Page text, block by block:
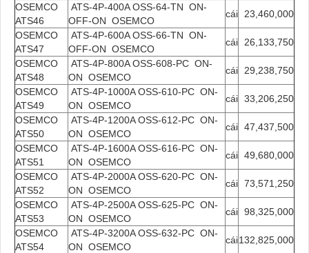
OSEMCO
ATS46
ATS-4P-400A OSS-64-TN ON-
OFF-ON OSEMCO
cái
23,460,000
OSEMCO
ATS47
ATS-4P-600A OSS-66-TN ON-
OFF-ON OSEMCO
cái
26,133,750
OSEMCO
ATS48
ATS-4P-800A OSS-608-PC ON-
ON OSEMCO
cái
29,238,750
OSEMCO
ATS49
ATS-4P-1000A OSS-610-PC ON-
ON OSEMCO
cái 33,206,250
OSEMCO
ATS50
ATS-4P-1200A OSS-612-PC ON-
ON OSEMCO
cái 47,437,500
OSEMCO
ATS51
ATS-4P-1600A OSS-616-PC ON-
ON OSEMCO
cái 49,680,000
OSEMCO
ATS52
ATS-4P-2000A OSS-620-PC ON-
ON OSEMCO
cái 73,571,250
OSEMCO
ATS53
ATS-4P-2500A OSS-625-PC ON-
ON OSEMCO
cái 98,325,000
OSEMCO
ATS54
ATS-4P-3200A OSS-632-PC ON-
ON OSEMCO
cái132,825,000